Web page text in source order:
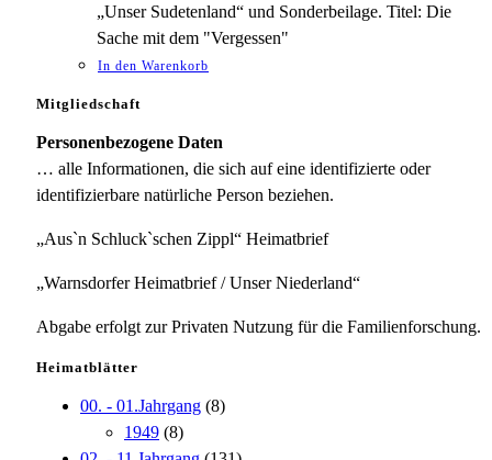
„Unser Sudetenland“ und Sonderbeilage. Titel: Die
Sache mit dem "Vergessen"
In den Warenkorb
Mitgliedschaft
Personenbezogene Daten
… alle Informationen, die sich auf eine identifizierte oder
identifizierbare natürliche Person beziehen.
„Aus`n Schluck`schen Zippl“ Heimatbrief
„Warnsdorfer Heimatbrief / Unser Niederland“
Abgabe erfolgt zur Privaten Nutzung für die Familienforschung.
Heimatblätter
00. - 01.Jahrgang (8)
1949 (8)